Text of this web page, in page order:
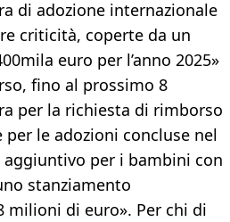
di adozione internazionale
criticità, coperte da un
euro per l’anno 2025»
fino al prossimo 8
per la richiesta di rimborso
le adozioni concluse nel
per i bambini con
stanziamento
milioni di euro». Per chi di